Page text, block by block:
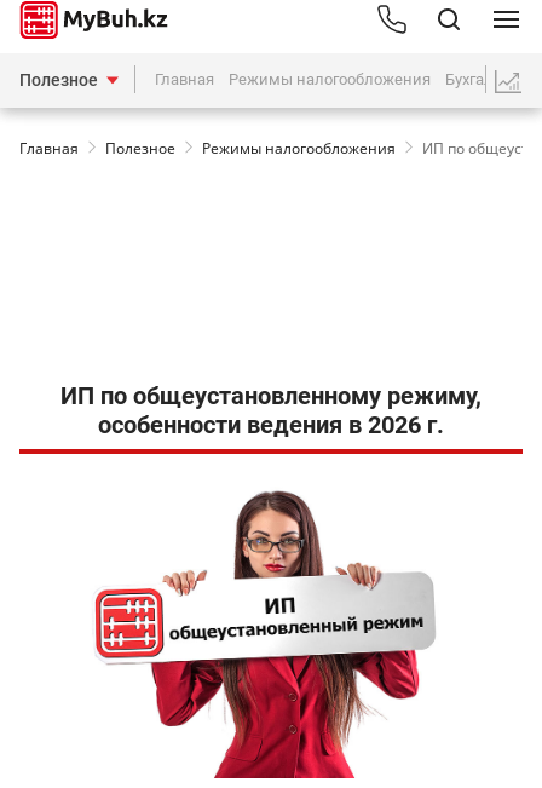
Полезное Главная Режимы налогообложения Бухгалтерия
Главная Полезное Режимы налогообложения ИП по
ИП по общеустановленному режиму,
особенности ведения в 2026 г.